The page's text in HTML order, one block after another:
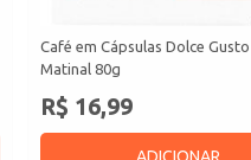
Café em Cápsulas Dolce
Matinal 80g
R$ 16,99